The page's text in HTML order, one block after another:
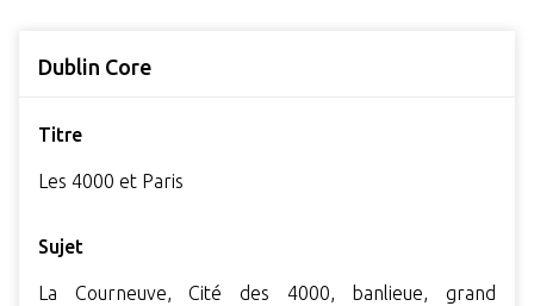
Dublin Core
Titre
Les 4000 et Paris
Sujet
La Courneuve, Cité des 4000, banlieue, grand